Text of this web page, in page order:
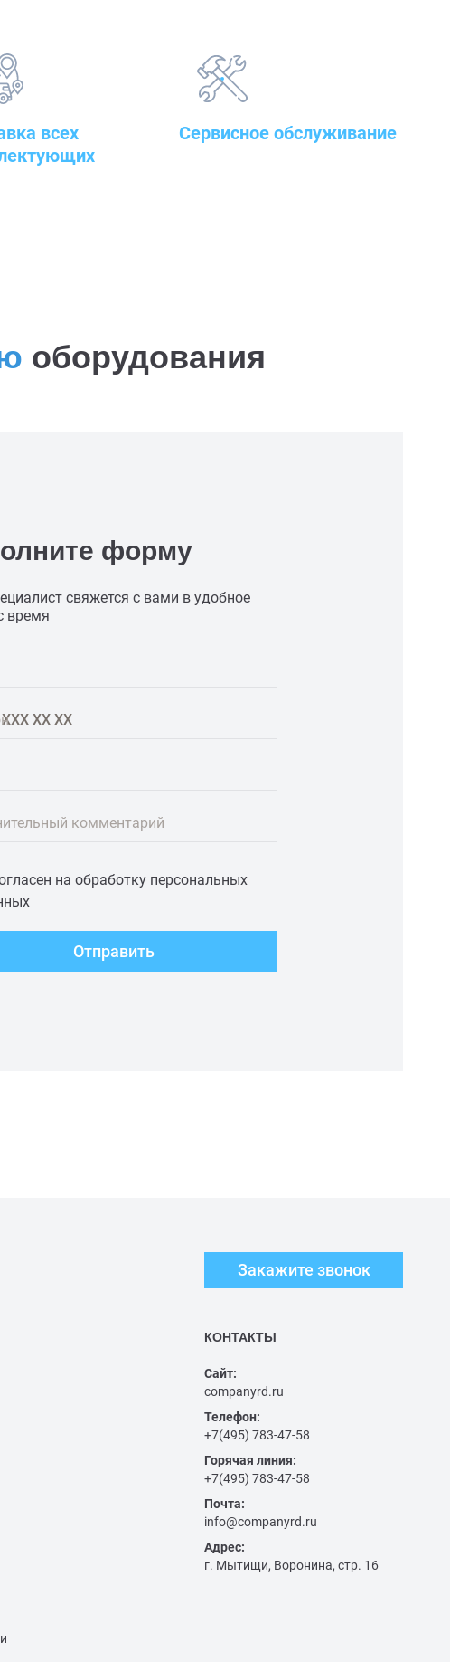
всех
Сервисное обслуживание
оборудования
форму
свяжется с вами в удобное
время
комментарий
на обработку персональных
Отправить
Закажите звонок
КОНТАКТЫ
Сайт:
companyrd.ru
Телефон:
+7(495) 783-47-58
Горячая линия:
+7(495) 783-47-58
Почта:
info@companyrd.ru
Адрес:
г. Мытищи, Воронина, стр. 16